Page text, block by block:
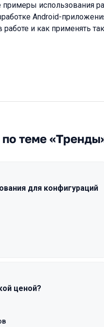
использования
Android-
работе и как применять
теме
для конфигураций
ценой?